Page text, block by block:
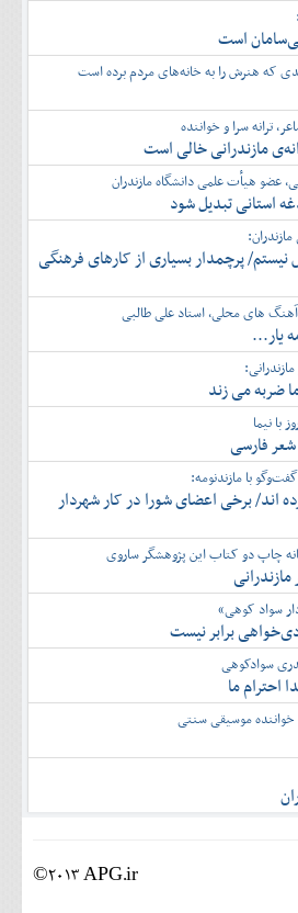
است
که هنرش را به خانه‌های مردم برده است
ترانه سرا و خواننده
مازندرانی خالی است
عضو هیأت علمی دانشگاه مازندران
استانی تبدیل شود
نیستم/ پرچمدار بسیاری از کارهای فرهنگی
های محلی، استاد علی طالبی
یار...
ضربه می زند
فارسی
با مازندنومه:
اند/ برخی اعضای شورا در کار شهردار
چاپ دو کتاب این پژوهشگر ساروی
مازندرانی
سواد کوهی»
برابر نیست
سوادکوهی
احترام ما
موسیقی سنتی
©2013 APG.ir